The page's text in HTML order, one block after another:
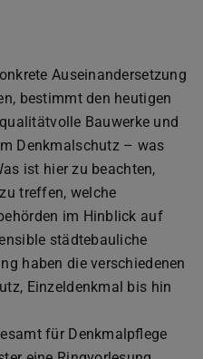
Auseinandersetzung
bestimmt den heutigen
Bauwerke und
Denkmalschutz – was
ist hier zu beachten,
treffen, welche
im Hinblick auf
städtebauliche
haben die verschiedenen
Einzeldenkmal bis hin
für Denkmalpflege